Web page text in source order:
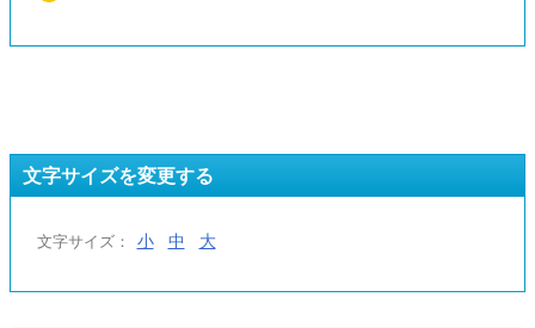
文字サイズを変更する
文字サイズ： 小 中 大